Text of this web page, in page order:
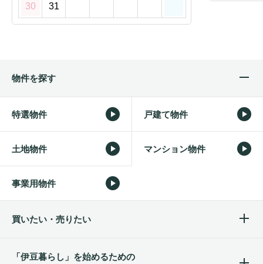
30 31
物件を探す
特選物件 戸建て物件
土地物件 マンション物件
事業用物件
買いたい・売りたい
「伊豆暮らし」を始めるための